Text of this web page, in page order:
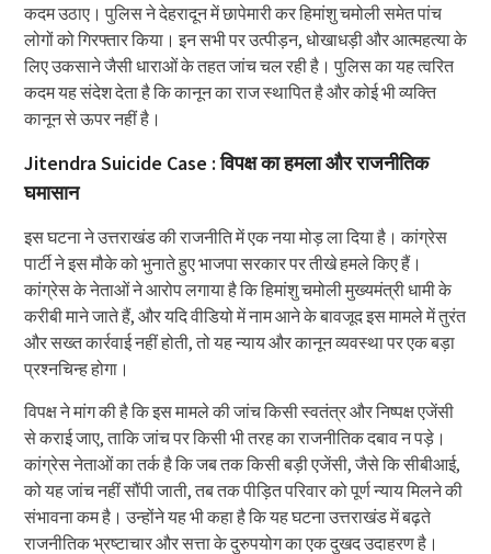
कदम उठाए। पुलिस ने देहरादून में छापेमारी कर हिमांशु चमोली समेत पांच
लोगों को गिरफ्तार किया। इन सभी पर उत्पीड़न, धोखाधड़ी और आत्महत्या के
लिए उकसाने जैसी धाराओं के तहत जांच चल रही है। पुलिस का यह त्वरित
कदम यह संदेश देता है कि कानून का राज स्थापित है और कोई भी व्यक्ति
कानून से ऊपर नहीं है।
Jitendra Suicide Case : विपक्ष का हमला और राजनीतिक
घमासान
इस घटना ने उत्तराखंड की राजनीति में एक नया मोड़ ला दिया है। कांग्रेस
पार्टी ने इस मौके को भुनाते हुए भाजपा सरकार पर तीखे हमले किए हैं।
कांग्रेस के नेताओं ने आरोप लगाया है कि हिमांशु चमोली मुख्यमंत्री धामी के
करीबी माने जाते हैं, और यदि वीडियो में नाम आने के बावजूद इस मामले में तुरंत
और सख्त कार्रवाई नहीं होती, तो यह न्याय और कानून व्यवस्था पर एक बड़ा
प्रश्नचिन्ह होगा।
विपक्ष ने मांग की है कि इस मामले की जांच किसी स्वतंत्र और निष्पक्ष एजेंसी
से कराई जाए, ताकि जांच पर किसी भी तरह का राजनीतिक दबाव न पड़े।
कांग्रेस नेताओं का तर्क है कि जब तक किसी बड़ी एजेंसी, जैसे कि सीबीआई,
को यह जांच नहीं सौंपी जाती, तब तक पीड़ित परिवार को पूर्ण न्याय मिलने की
संभावना कम है। उन्होंने यह भी कहा है कि यह घटना उत्तराखंड में बढ़ते
राजनीतिक भ्रष्टाचार और सत्ता के दुरुपयोग का एक दुखद उदाहरण है।